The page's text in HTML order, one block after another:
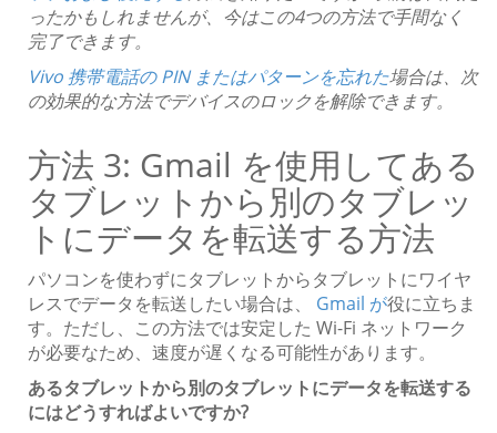
ったかもしれませんが、今はこの4つの方法で手間なく
完了できます。
Vivo 携帯電話の PIN またはパターンを忘れた場合は、次
の効果的な方法でデバイスのロックを解除できます。
方法 3: Gmail を使用してある
タブレットから別のタブレッ
トにデータを転送する方法
パソコンを使わずにタブレットからタブレットにワイヤ
レスでデータを転送したい場合は、 Gmail が役に立ちま
す。ただし、この方法では安定した Wi-Fi ネットワーク
が必要なため、速度が遅くなる可能性があります。
あるタブレットから別のタブレットにデータを転送する
にはどうすればよいですか?